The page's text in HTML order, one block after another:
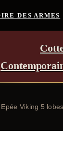
DES ARMES
Viking 5